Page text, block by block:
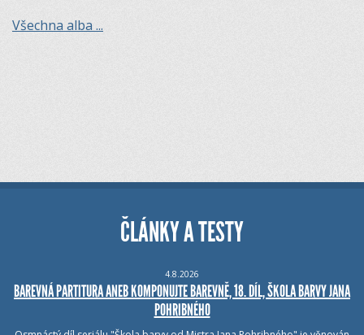
Všechna alba ...
ČLÁNKY A TESTY
4.8.2026
BAREVNÁ PARTITURA ANEB KOMPONUJTE BAREVNĚ, 18. DÍL, ŠKOLA BARVY JANA
POHRIBNÉHO